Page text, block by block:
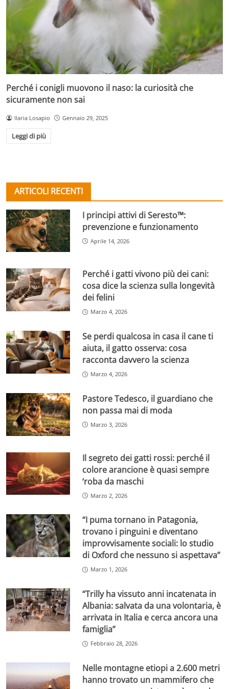
Perché i conigli muovono il naso: la curiosità che
sicuramente non sai
Ilaria Losapio Gennaio 29, 2025
Leggi di più
ARTICOLI RECENTI
I principi attivi di Seresto™:
prevenzione e funzionamento
Aprile 14, 2026
Perché i gatti vivono più dei cani:
cosa dice la scienza sulla longevità
dei felini
Marzo 4, 2026
Se perdi qualcosa in casa il cane ti
aiuta, il gatto osserva: cosa
racconta davvero la scienza
Marzo 4, 2026
Pastore Tedesco, il guardiano che
non passa mai di moda
Marzo 3, 2026
Il segreto dei gatti rossi: perché il
colore arancione è quasi sempre
‘roba da maschi
Marzo 2, 2026
“I puma tornano in Patagonia,
trovano i pinguini e diventano
improvvisamente sociali: lo studio
di Oxford che nessuno si aspettava”
Marzo 1, 2026
“Trilly ha vissuto anni incatenata in
Albania: salvata da una volontaria, è
arrivata in Italia e cerca ancora una
famiglia”
Febbraio 28, 2026
Nelle montagne etiopi a 2.600 metri
hanno trovato un mammifero che